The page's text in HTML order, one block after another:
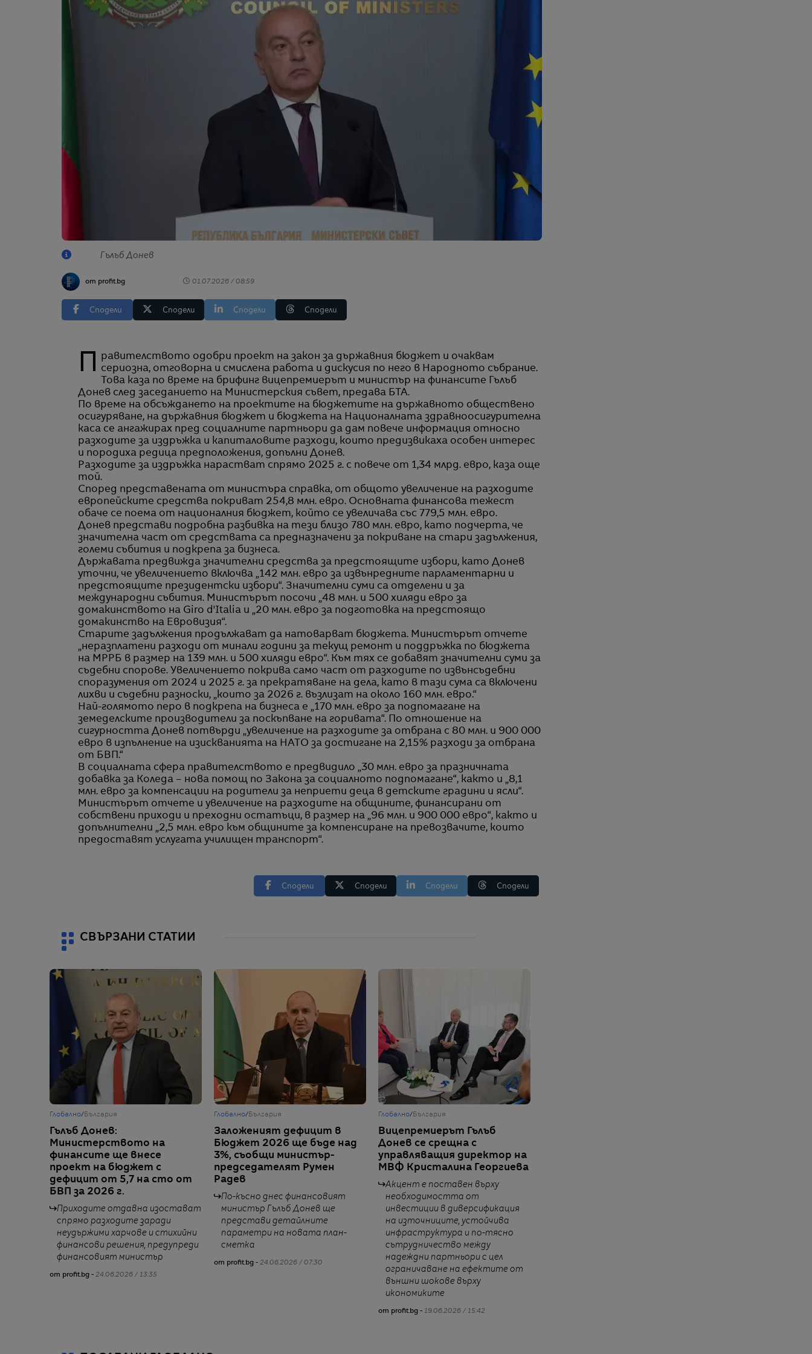
Гълъб Донев
от profit.bg 01.07.2026 / 08:59
Сподели Сподели Сподели Сподели
Правителството одобри проект на закон за държавния бюджет и очаквам
сериозна, отговорна и смислена работа и дискусия по него в Народното събрание.
Това каза по време на брифинг вицепремиерът и министър на финансите Гълъб
Донев след заседанието на Министерския съвет, предава БТА.
По време на обсъждането на проектите на бюджетите на държавното обществено
осигуряване, на държавния бюджет и бюджета на Националната здравноосигурителна
каса се ангажирах пред социалните партньори да дам повече информация относно
разходите за издръжка и капиталовите разходи, които предизвикаха особен интерес
и породиха редица предположения, допълни Донев.
Разходите за издръжка нарастват спрямо 2025 г. с повече от 1,34 млрд. евро, каза още
той.
Според представената от министъра справка, от общото увеличение на разходите
европейските средства покриват 254,8 млн. евро. Основната финансова тежест
обаче се поема от националния бюджет, който се увеличава със 779,5 млн. евро.
Донев представи подробна разбивка на тези близо 780 млн. евро, като подчерта, че
значителна част от средствата са предназначени за покриване на стари задължения,
големи събития и подкрепа за бизнеса.
Държавата предвижда значителни средства за предстоящите избори, като Донев
уточни, че увеличението включва „142 млн. евро за извънредните парламентарни и
предстоящите президентски избори“. Значителни суми са отделени и за
международни събития. Министърът посочи „48 млн. и 500 хиляди евро за
домакинството на Giro d'Italia и „20 млн. евро за подготовка на предстоящо
домакинство на Евровизия“.
Старите задължения продължават да натоварват бюджета. Министърът отчете
„неразплатени разходи от минали години за текущ ремонт и поддръжка по бюджета
на МРРБ в размер на 139 млн. и 500 хиляди евро“. Към тях се добавят значителни суми за
съдебни спорове. Увеличението покрива само част от разходите по извънсъдебни
споразумения от 2024 и 2025 г. за прекратяване на дела, като в тази сума са включени
лихви и съдебни разноски, „които за 2026 г. възлизат на около 160 млн. евро.“
Най-голямото перо в подкрепа на бизнеса е „170 млн. евро за подпомагане на
земеделските производители за поскъпване на горивата“. По отношение на
сигурността Донев потвърди „увеличение на разходите за отбрана с 80 млн. и 900 000
евро в изпълнение на изискванията на НАТО за достигане на 2,15% разходи за отбрана
от БВП.“
В социалната сфера правителството е предвидило „30 млн. евро за празничната
добавка за Коледа – нова помощ по Закона за социалното подпомагане“, както и „8,1
млн. евро за компенсации на родители за неприети деца в детските градини и ясли“.
Министърът отчете и увеличение на разходите на общините, финансирани от
собствени приходи и преходни остатъци, в размер на „96 млн. и 900 000 евро“, както и
допълнителни „2,5 млн. евро към общините за компенсиране на превозвачите, които
предоставят услугата училищен транспорт“.
Сподели Сподели Сподели Сподели
СВЪРЗАНИ СТАТИИ
Глобално/ България
Гълъб Донев:
Министерството на
финансите ще внесе
проект на бюджет с
дефицит от 5,7 на сто от
БВП за 2026 г.
Приходите отдавна изостават
спрямо разходите заради
неудържими харчове и стихийни
финансови решения, предупреди
финансовият министър
от profit.bg - 24.06.2026 / 13:35
Глобално/ България
Заложеният дефицит в
Бюджет 2026 ще бъде над
3%, съобщи министър-
председателят Румен
Радев
По-късно днес финансовият
министър Гълъб Донев ще
представи детайлните
параметри на новата план-
сметка
от profit.bg - 24.06.2026 / 07:30
Глобално/ България
Вицепремиерът Гълъб
Донев се срещна с
управляващия директор на
МВФ Кристалина Георгиева
Акцент е поставен върху
необходимостта от
инвестиции в диверсификация
на източниците, устойчива
инфраструктура и по-тясно
сътрудничество между
надеждни партньори с цел
ограничаване на ефектите от
външни шокове върху
икономиките
от profit.bg - 19.06.2026 / 15:42